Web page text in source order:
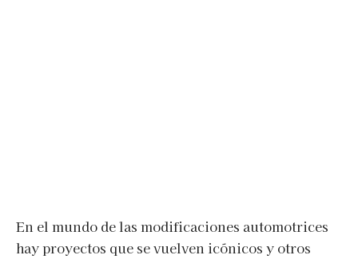
En el mundo de las modificaciones automotrices
hay proyectos que se vuelven icónicos y otros